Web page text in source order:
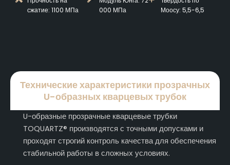
сжатие: 1100 МПа
000 МПа
Моосу: 5,5-6,5
Технические характеристики прозрачных
U-образных кварцевых трубок
U-образные прозрачные кварцевые трубки
TOQUARTZ® производятся с точными допусками и
проходят строгий контроль качества для обеспечения
стабильной работы в сложных условиях.